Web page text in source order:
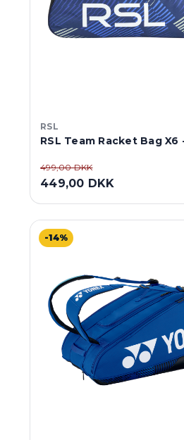
RSL
RSL Team Racket Bag X6
499,00 DKK
449,00 DKK
-14%